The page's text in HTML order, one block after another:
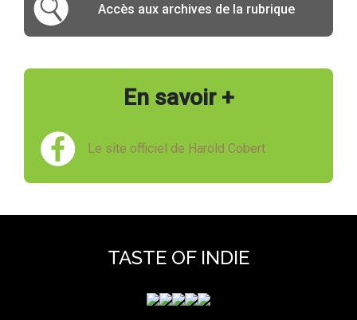
Accès aux archives de la rubrique
En savoir +
Le site officiel de Harold Cobert
TASTE OF INDIE